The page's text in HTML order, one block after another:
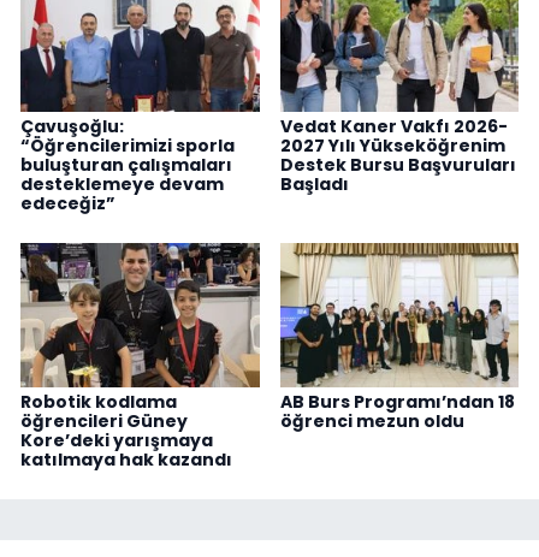
Çavuşoğlu:
“Öğrencilerimizi sporla
buluşturan çalışmaları
desteklemeye devam
edeceğiz”
Vedat Kaner Vakfı 2026-
2027 Yılı Yükseköğrenim
Destek Bursu Başvuruları
Başladı
Robotik kodlama
öğrencileri Güney
Kore’deki yarışmaya
katılmaya hak kazandı
AB Burs Programı’ndan 18
öğrenci mezun oldu